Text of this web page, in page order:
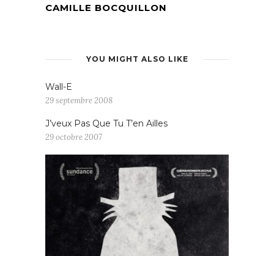
CAMILLE BOCQUILLON
YOU MIGHT ALSO LIKE
Wall-E
29 septembre 2008
J’veux Pas Que Tu T’en Ailles
29 octobre 2007